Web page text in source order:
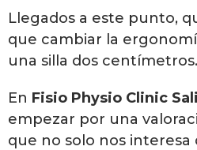
Llegados a este punto,
que cambiar la
una silla dos centímetros.
En Fisio Physio Clinic
empezar por una
que no solo nos